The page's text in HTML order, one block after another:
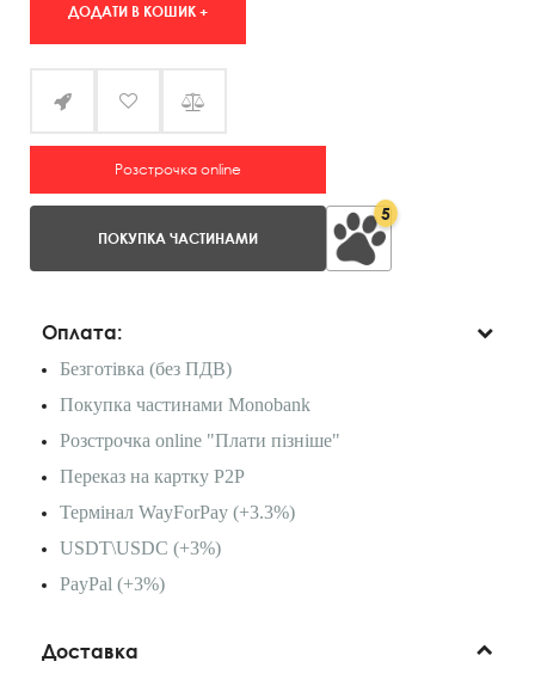
ДОДАТИ В КОШИК +
Розстрочка online
ПОКУПКА ЧАСТИНАМИ
5
Оплата:
Безготівка (без ПДВ)
Покупка частинами Monobank
Розстрочка online "Плати пізніше"
Переказ на картку P2P
Термінал WayForPay (+3.3%)
USDT\USDC (+3%)
PayPal (+3%)
Доставка